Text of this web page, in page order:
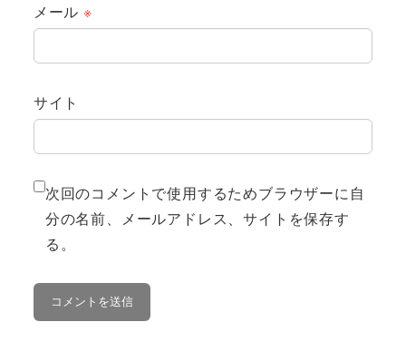
メール ※
サイト
次回のコメントで使用するためブラウザーに自
分の名前、メールアドレス、サイトを保存す
る。